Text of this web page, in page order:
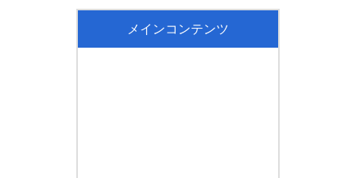
メインコンテンツ